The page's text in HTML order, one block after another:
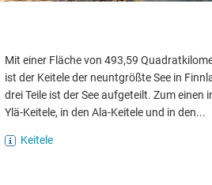
Mit einer Fläche von 493,59
ist der Keitele der neuntgrößte See in
drei Teile ist der See aufgeteilt. Zum einen
Ylä-Keitele, in den Ala-Keitele und in den...
Keitele